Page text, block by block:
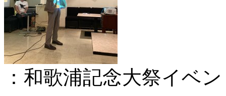
：和歌浦記念大祭イベ